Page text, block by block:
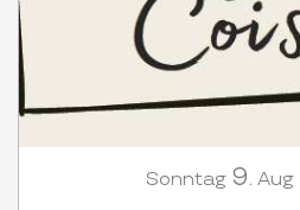
Sonntag 9. Aug